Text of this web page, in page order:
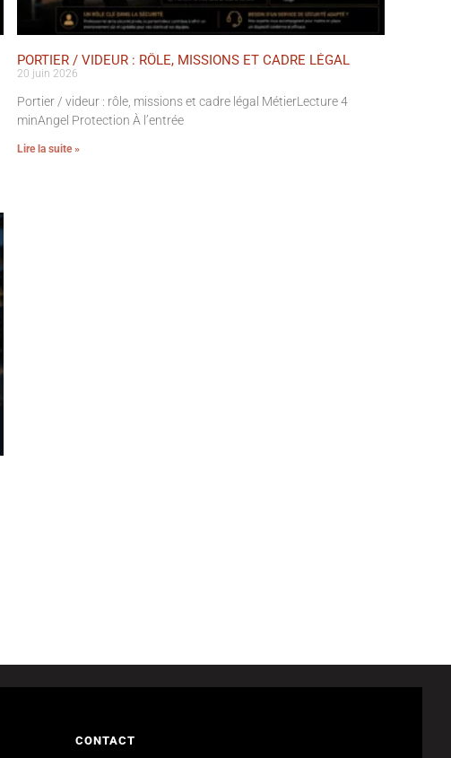
PORTIER / VIDEUR : RÔLE, MISSIONS ET CADRE LÉGAL
20 juin 2026
Portier / videur : rôle, missions et cadre légal MétierLecture 4
minAngel Protection À l’entrée
Lire la suite »
CONTACT